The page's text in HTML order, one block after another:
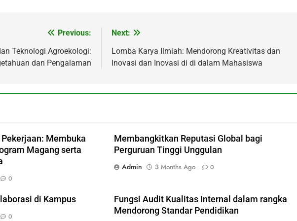
Previous:
Teknologi Agroekologi:
dan Pengalaman
Next:
Lomba Karya Ilmiah: Mendorong Kreativitas dan
Inovasi dan Inovasi di di dalam Mahasiswa
Membuka
Magang serta
0
Membangkitkan Reputasi Global bagi
Perguruan Tinggi Unggulan
Admin
3 Months Ago 0
di Kampus
0
Fungsi Audit Kualitas Internal dalam rangka
Mendorong Standar Pendidikan